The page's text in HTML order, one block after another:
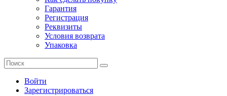
Гарантия
Регистрация
Реквизиты
Условия возврата
Упаковка
Войти
Зарегистрироваться